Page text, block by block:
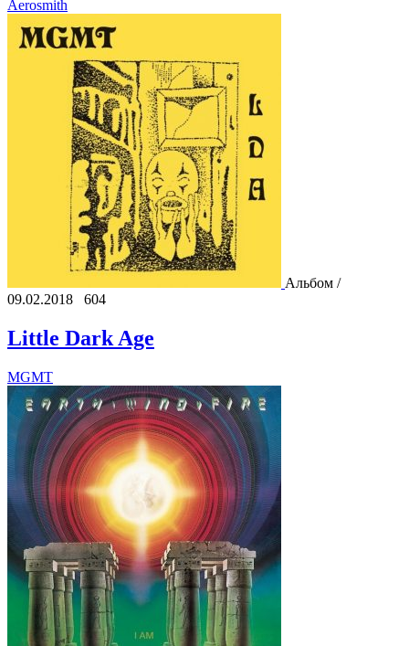
Aerosmith
Альбом /
09.02.2018
604
Little Dark Age
MGMT